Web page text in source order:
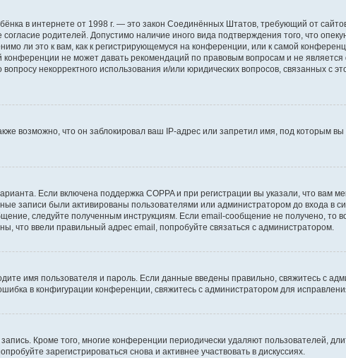
в интернете от 1998 г. — это закон Соединённых Штатов, требующий от
родителей. Допустимо наличие иного вида подтверждения того, что
ли это к вам, как к регистрирующемуся на конференции, или к самой
не может давать рекомендаций по правовым вопросам и не является
некорректного использования и/или юридических вопросов, связанных с
возможно, что он заблокировал ваш IP-адрес или запретил имя, под которым вы
Если включена поддержка COPPA и при регистрации вы указали, что вам
записи были активированы пользователями или администратором до входа в
следуйте полученным инструкциям. Если email-сообщение не получено, то
что ввели правильный адрес email, попробуйте связаться с администратором.
имя пользователя и пароль. Если данные введены правильно, свяжитесь с
в конфигурации конференции, свяжитесь с администратором для
Кроме того, многие конференции периодически удаляют пользователей,
зарегистрироваться снова и активнее участвовать в дискуссиях.